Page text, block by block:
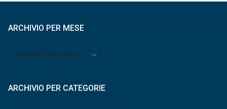
ARCHIVIO PER MESE
Archivio
ARCHIVIO PER CATEGORIE